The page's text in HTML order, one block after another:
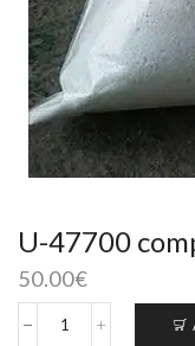
U-47700
50.00€
U-